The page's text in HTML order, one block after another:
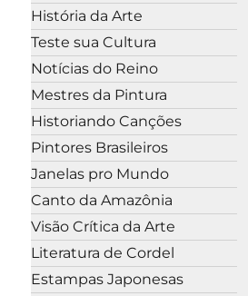
História da Arte
Teste sua Cultura
Notícias do Reino
Mestres da Pintura
Historiando Canções
Pintores Brasileiros
Janelas pro Mundo
Canto da Amazônia
Visão Crítica da Arte
Literatura de Cordel
Estampas Japonesas